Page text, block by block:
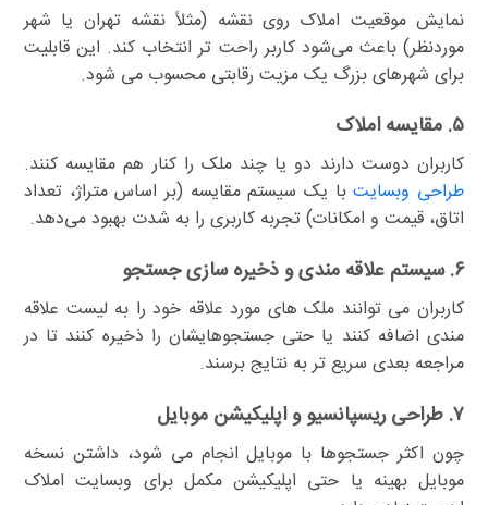
نمایش موقعیت املاک روی نقشه (مثلاً نقشه تهران یا شهر
موردنظر) باعث می‌شود کاربر راحت تر انتخاب کند. این قابلیت
برای شهرهای بزرگ یک مزیت رقابتی محسوب می شود.
۵. مقایسه املاک
کاربران دوست دارند دو یا چند ملک را کنار هم مقایسه کنند.
طراحی وبسایتبا یک سیستم مقایسه (بر اساس متراژ، تعداد
اتاق، قیمت و امکانات) تجربه کاربری را به شدت بهبود می‌دهد.
۶. سیستم علاقه مندی و ذخیره سازی جستجو
کاربران می توانند ملک های مورد علاقه خود را به لیست علاقه
مندی اضافه کنند یا حتی جستجوهایشان را ذخیره کنند تا در
مراجعه بعدی سریع تر به نتایج برسند.
۷. طراحی ریسپانسیو و اپلیکیشن موبایل
چون اکثر جستجوها با موبایل انجام می شود، داشتن نسخه
موبایل بهینه یا حتی اپلیکیشن مکمل برای وبسایت املاک